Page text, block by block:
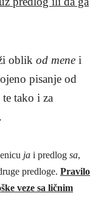
oblik od mene i
pisanje od
tako i za
ja i predlog sa,
predloge. Pravilo
veze sa ličnim